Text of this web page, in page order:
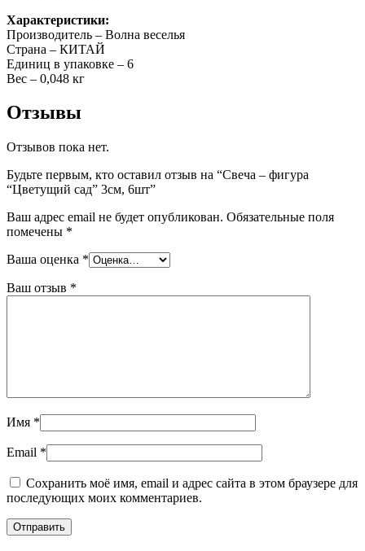
Характеристики:
Производитель – Волна веселья
Страна – КИТАЙ
Единиц в упаковке – 6
Вес – 0,048 кг
Отзывы
Отзывов пока нет.
Будьте первым, кто оставил отзыв на “Свеча – фигура
“Цветущий сад” 3см, 6шт”
Ваш адрес email не будет опубликован. Обязательные поля
помечены *
Ваша оценка *
Ваш отзыв *
Имя *
Email *
Сохранить моё имя, email и адрес сайта в этом браузере для
последующих моих комментариев.